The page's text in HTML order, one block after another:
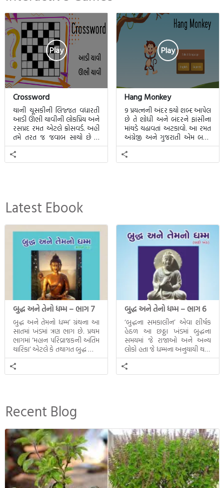
Play
Crossword
ચાની ચૂસકીની લિજ્જત વધારતી
આડી ઊભી ચાવીની લોકપ્રિય અને
રસપ્રદ રમત એટલે ક્રોસવર્ડ. અહીં
તમે તરત જ જવાબ સાચો છે કે
ખોટો તે જાણી શકાશે.
Play
Hang Monkey
9 પ્રયત્નની અંદર કયો શબ્દ આપેલ
છે તે શોધી અને બંદરને ફાંસીના
માંચડે ચઢાવતાં અટકાવો. આ રમત
અંગ્રેજી અને ગુજરાતી એમ બન્ને
ભાષા માટે રમી શકાશે.
Latest Ebook
બુદ્ધ અને તેનો ધમ્મ – ભાગ 7
બુદ્ધ અને તેમનો ધમ્મ’ ગ્રંથના આ
સાતમાં ખંડમાં ત્રણ ભાગ છે. પ્રથમ
ભાગમાં ‘મહાન પરિવ્રાજકની અંતિમ
ચારિકા’ એટલે કે તથાગત બુદ્ધ સાથે
સતત પરિભ્રમણ કરતા સહચારીઓ
સાથે ફરી એકવારની
મુલાકાત, બીજા ભાગમાં તથાગતે
ઉત્તરાધિકારી તરીકે સ્થાપે છે તે
દૃશ્યો અંકિત થયાં છે. ટૂંકમાં બુદ્ધનાં
જીવનના અંતિમ દિવસોની યાત્રાનો
પરિપાક જોવા મળે […]
બુદ્ધ અને તેનો ધમ્મ – ભાગ 6
‘બુદ્ધના સમકાલીન’ એવા શીર્ષક
હેઠળ આ છઠ્ઠા ખંડમાં બુદ્ધના
સમયમાં જે રાજાઓ અને અન્ય
લોકો હતા જે ધમ્મના અનુયાયી થયા.
તેમનો અને બુદ્ધ વચ્ચે થયેલો
સત્સંગ વીશે જાણકારી મળે છે.
Recent Blog